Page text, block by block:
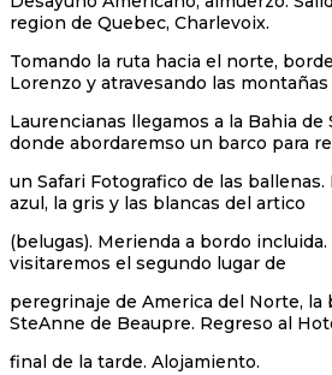
region de Quebec, Charlevoix.
Tomando la ruta hacia el norte,
Lorenzo y atravesando las montañas
Laurencianas llegamos a la Bahia de
donde abordaremso un barco para
un Safari Fotografico de las
azul, la gris y las blancas del artico
(belugas). Merienda a bordo
visitaremos el segundo lugar de
peregrinaje de America del Norte, la
SteAnne de Beaupre. Regreso al
final de la tarde. Alojamiento.